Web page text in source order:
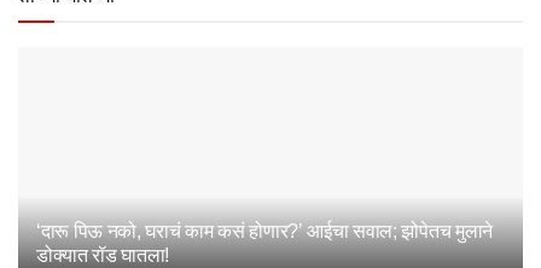
‘दारू पिऊ नको, घराचं काम कसं होणार?’ आईचा सवाल; झोपेतच मुलाने
डोक्यात रॉड घातला!